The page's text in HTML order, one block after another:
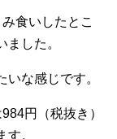
食いしたとこ
ました。
いな感じです。
円（税抜き）
す。